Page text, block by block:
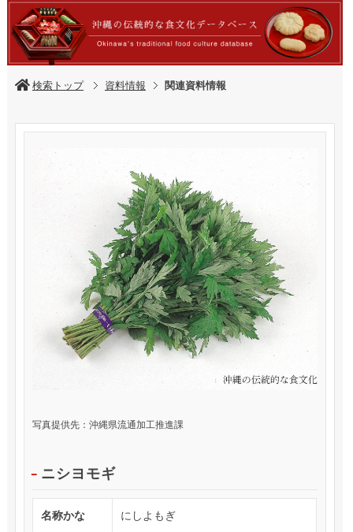
検索トップ 資料情報 関連資料情報
写真提供先：沖縄県流通加工推進課
ニシヨモギ
名称かな にしよもぎ